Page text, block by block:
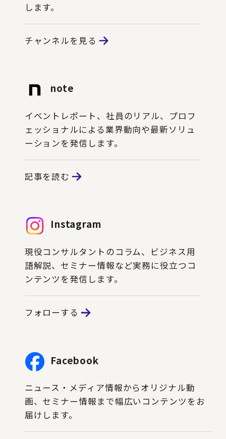
します。
チャンネルを見る
note
イベントレポート、社員のリアル、プロフ
ェッショナルによる業界動向や最新ソリュ
ーションを発信します。
記事を読む
Instagram
現役コンサルタントのコラム、ビジネス用
語解説、セミナー情報など実務に役立つコ
ンテンツを発信します。
フォローする
Facebook
ニュース・メディア情報からオリジナル動
画、セミナー情報まで幅広いコンテンツをお
届けします。